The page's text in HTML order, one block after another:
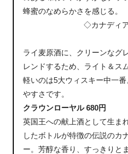
蜂蜜のなめらかさを感じる。
◇カナディ
ライ麦原酒に、クリーンなグ
レンドするため、ライト＆ス
軽いのは5大ウィスキー中一
やすさです。
クラウンローヤル 680円
英国王への献上酒として生ま
したボトルが特徴の伝説のカ
ー。芳醇な香り、すっきりと